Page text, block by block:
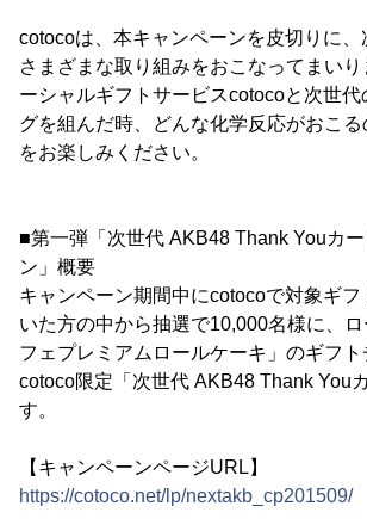
cotocoは、本キャンペーンを皮切りに、
さまざまな取り組みをおこなってまい
ーシャルギフトサービスcotocoと次世代
グを組んだ時、どんな化学反応がおこ
をお楽しみください。
■第一弾「次世代 AKB48 Thank Youカ
ン」概要
キャンペーン期間中にcotocoで対象ギ
いた方の中から抽選で10,000名様に、
フェプレミアムロールケーキ」のギフ
cotoco限定「次世代 AKB48 Thank You
す。
【キャンペーンページURL】
https://cotoco.net/lp/nextakb_cp201509/